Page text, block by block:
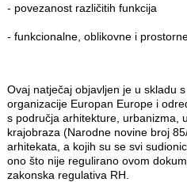
- povezanost različitih funkcija
- funkcionalne, oblikovne i
Ovaj natječaj objavljen je u skladu
organizacije Europan Europe i
s područja arhitekture, urbanizma,
krajobraza (Narodne novine broj
arhitekata, a kojih su se svi
ono što nije regulirano ovom
zakonska regulativa RH.